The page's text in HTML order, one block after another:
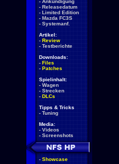
- Ankündigung
- Releasedatum
- Limited Edition
- Mazda FC3S
- Systemanf.
Artikel:
- Review
- Testberichte
Downloads:
- Files
- Patches
Spielinhalt:
- Wagen
- Strecken
- DLCs
Tipps & Tricks
- Tuning
Media:
- Videos
- Screenshots
- Showcase